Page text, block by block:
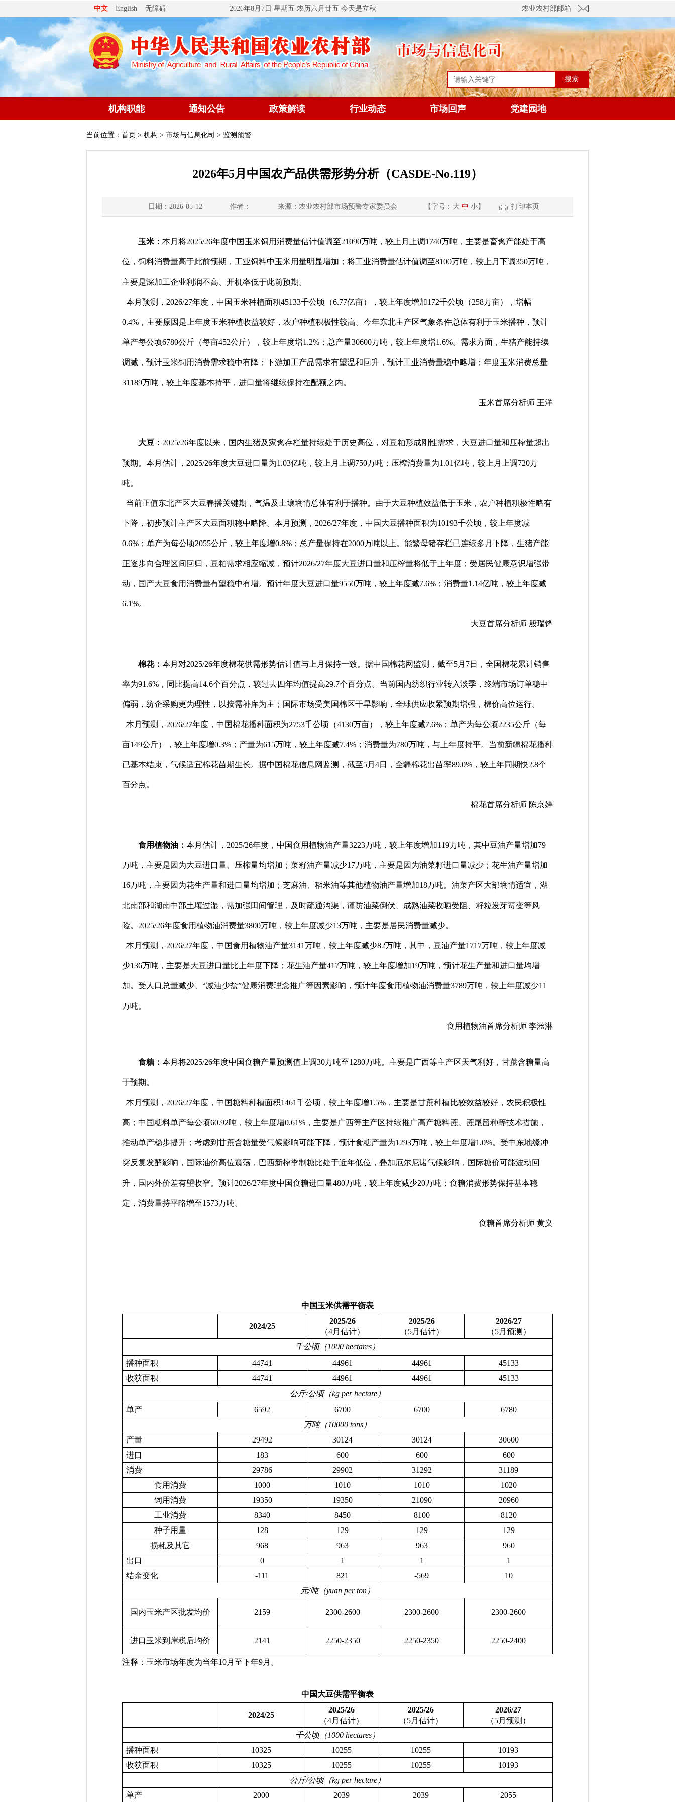
中文 English 无障碍 2026年8月7日 星期五 农历六月廿五 今天是立秋 农业农村部邮箱
搜索
机构职能 通知公告 政策解读 行业动态 市场回声 党建园地
当前位置： 首页 > 机构 > 市场与信息化司 > 监测预警
2026年5月中国农产品供需形势分析（CASDE-No.119）
日期：2026-05-12 作者： 来源：农业农村部市场预警专家委员会 【字号： 大 中 小】 打印本页
玉米： 本月将2025/26年度中国玉米饲用消费量估计值调至21090万吨，较上月上调1740万吨，主要是畜禽产能处于高
位，饲料消费量高于此前预期，工业饲料中玉米用量明显增加；将工业消费量估计值调至8100万吨，较上月下调350万吨，
主要是深加工企业利润不高、开机率低于此前预期。
本月预测，2026/27年度，中国玉米种植面积45133千公顷（6.77亿亩），较上年度增加172千公顷（258万亩），增幅
0.4%，主要原因是上年度玉米种植收益较好，农户种植积极性较高。今年东北主产区气象条件总体有利于玉米播种，预计
单产每公顷6780公斤（每亩452公斤），较上年度增1.2%；总产量30600万吨，较上年度增1.6%。需求方面，生猪产能持续
调减，预计玉米饲用消费需求稳中有降；下游加工产品需求有望温和回升，预计工业消费量稳中略增；年度玉米消费总量
31189万吨，较上年度基本持平，进口量将继续保持在配额之内。
玉米首席分析师 王洋
大豆： 2025/26年度以来，国内生猪及家禽存栏量持续处于历史高位，对豆粕形成刚性需求，大豆进口量和压榨量超出
预期。本月估计， 2025/26年度大豆进口量为1.03亿吨，较上月上调750万吨；压榨消费量为1.01亿吨，较上月上调720万
吨。
当前正值东北产区大豆春播关键期，气温及土壤墒情总体有利于播种。由于大豆种植效益低于玉米，农户种植积极性略有
下降，初步预计主产区大豆面积稳中略降。本月预测，2026/27年度，中国大豆播种面积为10193千公顷，较上年度减
0.6%；单产为每公顷2055公斤，较上年度增0.8%；总产量保持在2000万吨以上。能繁母猪存栏已连续多月下降，生猪产能
正逐步向合理区间回归，豆粕需求相应缩减，预计2026/27年度大豆进口量和压榨量将低于上年度；受居民健康意识增强带
动，国产大豆食用消费量有望稳中有增。预计年度大豆进口量9550万吨，较上年度减7.6%；消费量1.14亿吨，较上年度减
6.1%。
大豆首席分析师 殷瑞锋
棉花： 本月对2025/26年度棉花供需形势估计值与上月保持一致。据中国棉花网监测，截至5月7日，全国棉花累计销售
率为91.6%，同比提高14.6个百分点，较过去四年均值提高29.7个百分点。当前国内纺织行业转入淡季，终端市场订单稳中
偏弱，纺企采购更为理性，以按需补库为主；国际市场受美国棉区干旱影响，全球供应收紧预期增强，棉价高位运行。
本月预测，2026/27年度，中国棉花播种面积为2753千公顷（4130万亩），较上年度减7.6%；单产为每公顷2235公斤（每
亩149公斤），较上年度增0.3%；产量为615万吨，较上年度减7.4%；消费量为780万吨，与上年度持平。当前新疆棉花播种
已基本结束，气候适宜棉花苗期生长。据中国棉花信息网监测，截至5月4日，全疆棉花出苗率89.0%，较上年同期快2.8个
百分点。
棉花首席分析师 陈京婷
食用植物油： 本月估计，2025/26年度，中国食用植物油产量3223万吨，较上年度增加119万吨，其中豆油产量增加79
万吨，主要是因为大豆进口量、压榨量均增加；菜籽油产量减少17万吨，主要是因为油菜籽进口量减少；花生油产量增加
16万吨，主要因为花生产量和进口量均增加；芝麻油、稻米油等其他植物油产量增加18万吨。油菜产区大部墒情适宜，湖
北南部和湖南中部土壤过湿，需加强田间管理，及时疏通沟渠，谨防油菜倒伏、成熟油菜收晒受阻、籽粒发芽霉变等风
险。2025/26年度食用植物油消费量3800万吨，较上年度减少13万吨，主要是居民消费量减少。
本月预测，2026/27年度，中国食用植物油产量3141万吨，较上年度减少82万吨，其中，豆油产量1717万吨，较上年度减
少136万吨，主要是大豆进口量比上年度下降；花生油产量417万吨，较上年度增加19万吨，预计花生产量和进口量均增
加。受人口总量减少、“减油少盐”健康消费理念推广等因素影响，预计年度食用植物油消费量3789万吨，较上年度减少11
万吨。
食用植物油首席分析师 李淞淋
食糖： 本月将2025/26年度中国食糖产量预测值上调30万吨至1280万吨。主要是广西等主产区天气利好，甘蔗含糖量高
于预期。
本月预测，2026/27年度，中国糖料种植面积1461千公顷，较上年度增1.5%，主要是甘蔗种植比较效益较好，农民积极性
高；中国糖料单产每公顷60.92吨，较上年度增0.61%，主要是广西等主产区持续推广高产糖料蔗、蔗尾留种等技术措施，
推动单产稳步提升；考虑到甘蔗含糖量受气候影响可能下降，预计食糖产量为1293万吨，较上年度增1.0%。受中东地缘冲
突反复发酵影响，国际油价高位震荡，巴西新榨季制糖比处于近年低位，叠加厄尔尼诺气候影响，国际糖价可能波动回
升，国内外价差有望收窄。预计2026/27年度中国食糖进口量480万吨，较上年度减少20万吨；食糖消费形势保持基本稳
定，消费量持平略增至1573万吨。
食糖首席分析师 黄义
中国玉米供需平衡表
2024/25
2025/26
（4月估计）
2025/26
（5月估计）
2026/27
（5月预测）
千公顷（1000 hectares ）
播种面积
44741 44961 44961
45133
收获面积
44741 44961 44961
45133
公斤/公顷（kg per hectare ）
单产
6592 6700 6700
6780
万吨（10000 tons ）
产量
29492 30124 30124
30600
进口
183 600 600
600
消费
29786 29902 31292
31189
食用消费
1000 1010 1010
1020
饲用消费
19350 19350 21090
20960
工业消费
8340 8450 8100
8120
种子用量
128 129 129
129
损耗及其它
968 963 963
960
出口
0 1 1
1
结余变化
-111 821 -569
10
元/吨（yuan per ton ）
国内玉米产区批发均价 2159 2300-2600 2300-2600 2300-2600
进口玉米到岸税后均价 2141 2250-2350 2250-2350 2250-2400
注释：玉米市场年度为当年10月至下年9月。
中国大豆供需平衡表
2024/25
2025/26
（4月估计）
2025/26
（5月估计）
2026/27
（5月预测）
千公顷（1000 hectares ）
播种面积
10325 10255 10255
10193
收获面积
10325 10255 10255
10193
公斤/公顷（kg per hectare ）
单产
2000 2039 2039 2055